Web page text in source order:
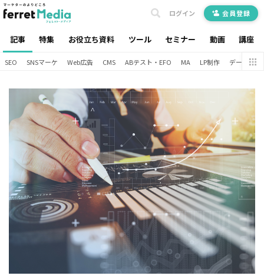
記事 特集 お役立ち資料 ツール セミナー 動画 講座
ログイン 会員登録
SEO SNSマーケ Web広告 CMS ABテスト・EFO MA LP制作 データ分析